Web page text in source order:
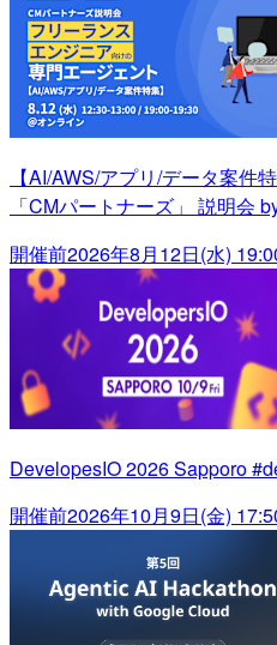
【AI/AWS/アプリ/データ案件
「CMパートナーズ」 説明会
開催前2026年8月12日(水)
DevelopesIO 2026 Sapporo
開催前2026年10月9日(金)